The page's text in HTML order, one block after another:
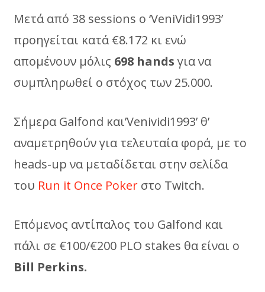
Μετά από 38 sessions ο ‘VeniVidi1993’
προηγείται κατά €8.172 κι ενώ
απομένουν μόλις 698 handsγια να
συμπληρωθεί ο στόχος των 25.000.
Σήμερα Galfond και’Venividi1993’ θ’
αναμετρηθούν για τελευταία φορά, με το
heads-up να μεταδίδεται στην σελίδα
του Run it Once Pokerστο Twitch.
Επόμενος αντίπαλος του Galfond και
πάλι σε €100/€200 PLO stakes θα είναι ο
Bill Perkins.